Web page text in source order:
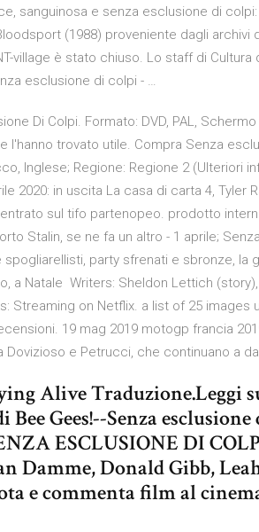
sanguinosa e senza esclusione di
(1988) proveniente dagli archivi
village è stato chiuso. Lo staff di
esclusione di colpi - …
Di Colpi. Formato: DVD, PAL,
l'hanno trovato utile. Compra Senza
Inglese; Regione: Regione 2 (Ulteriori
2020: in uscita La casa di carta 4, Tyler
sul tifo partenopeo. prodotto
Stalin, se ne fa un altro - 1 aprile;
spogliarellisti, party sfrenati e sbronze, la
a Natale Writers: Sheldon Lettich
Streaming on Netflix. a list of 25
19 mag 2019 motogp francia
Dovizioso e Petrucci, che continuano a
Alive Traduzione.Leggi
Gees!--Senza
ESCLUSIONE DI
Damme, Donald Gibb,
e commenta film al